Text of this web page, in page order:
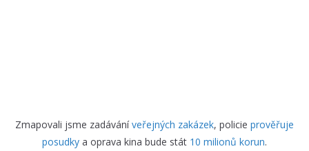
Zmapovali jsme zadáváníveřejných zakázek, policie prověřuje
posudky a oprava kina bude stát 10 milionů korun.